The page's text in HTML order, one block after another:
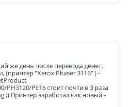
же день после перевода денег,
(принтер "Xerox Phaser 3116" ) -
PH3120/PE16 стоит почти в 3 раза
;) Принтер заработал как новый -